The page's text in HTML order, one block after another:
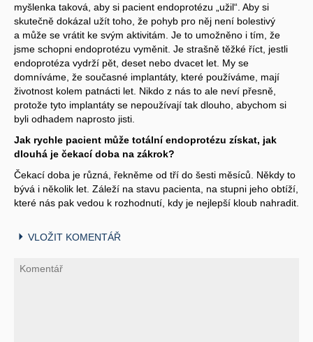
myšlenka taková, aby si pacient endoprotézu „užil“. Aby si
skutečně dokázal užít toho, že pohyb pro něj není bolestivý
a může se vrátit ke svým aktivitám. Je to umožněno i tím, že
jsme schopni endoprotézu vyměnit. Je strašně těžké říct, jestli
endoprotéza vydrží pět, deset nebo dvacet let. My se
domníváme, že současné implantáty, které používáme, mají
životnost kolem patnácti let. Nikdo z nás to ale neví přesně,
protože tyto implantáty se nepoužívají tak dlouho, abychom si
byli odhadem naprosto jisti.
Jak rychle pacient může totální endoprotézu získat, jak
dlouhá je čekací doba na zákrok?
Čekací doba je různá, řekněme od tří do šesti měsíců. Někdy to
bývá i několik let. Záleží na stavu pacienta, na stupni jeho obtíží,
které nás pak vedou k rozhodnutí, kdy je nejlepší kloub nahradit.
VLOŽIT KOMENTÁŘ